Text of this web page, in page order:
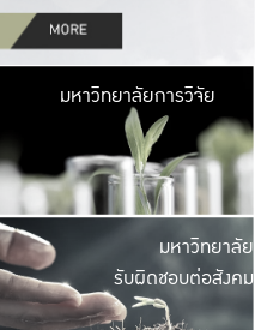
มหาวิ
มีพื้นที่เขียวสดใส
เป็นป่าในเมือง เกษต
มหาวิทยาลัยการวิจัย
มหาวิ
ค
เปิดประ
และพบเรื่องราวใ
มหาวิทยาลัย
รับผิดชอบต่อสังคม